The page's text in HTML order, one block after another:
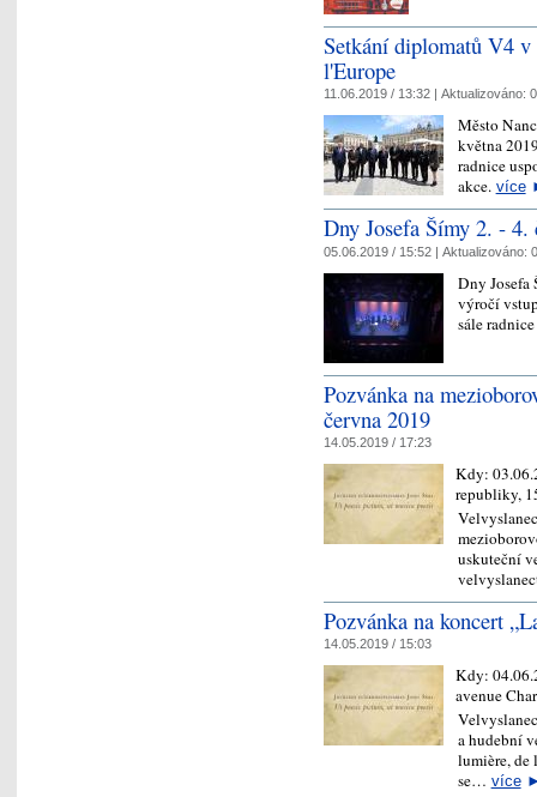
Setkání diplomatů V4
l'Europe
11.06.2019 / 13:32 | Aktualizováno:
Město
května
radnice
akce. více
Dny Josefa Šímy 2. -
05.06.2019 / 15:52 | Aktualizováno:
Dny
výročí
sále
Pozvánka na
června 2019
14.05.2019 / 17:23
Kdy:
republiky,
uskuteční
Pozvánka na koncert
14.05.2019 / 15:03
Kdy:
avenue
a hudební
lumière, de
se… více